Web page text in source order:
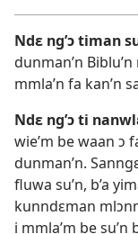
Ndɛ ng’ɔ timan
dunman’n
mmla’n fa kan’n
Ndɛ ng’ɔ ti
wie’m be waan ɔ
dunman’n.
fluwa su’n, b’a
kunndɛman
i mmla’m be su’n